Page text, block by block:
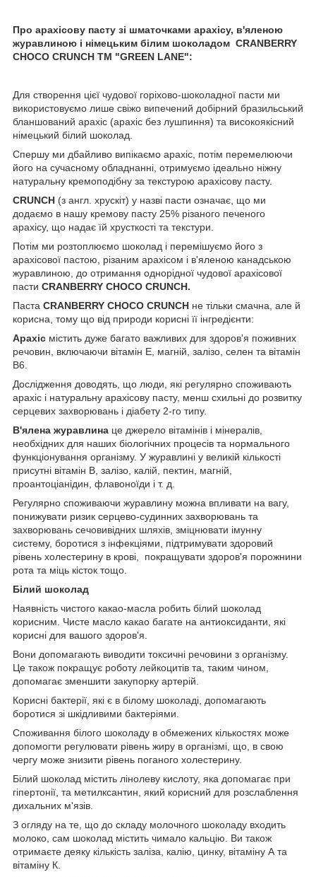
Про арахісову пасту зі шматочками арахісу, в'яленою
журавлиною і німецьким білим шоколадом CRANBERRY
CHOCO CRUNCH ТМ "GREEN LANE":
Для створення цієї чудової горіхово-шоколадної пасти ми
використовуємо лише свіжо випечений добірний бразильський
бланшований арахіс (арахіс без лушпиння) та високоякісний
німецький білий шоколад.
Спершу ми дбайливо випікаємо арахіс, потім перемелюючи
його на сучасному обладнанні, отримуємо ідеально ніжну
натуральну кремоподібну за текстурою арахісову пасту.
CRUNCH (з англ. хрускіт) у назві пасти означає, що ми
додаємо в нашу кремову пасту 25% різаного печеного
арахісу, що надає їй хрусткості та текстури.
Потім ми розтоплюємо шоколад і перемішуємо його з
арахісової пастою, різаним арахісом і в'яленою канадською
журавлиною, до отримання однорідної чудової арахісової
пасти CRANBERRY CHOCO CRUNCH.
Паста CRANBERRY CHOCO CRUNCH не тільки смачна, але й
корисна, тому що від природи корисні її інгредієнти:
Арахіс містить дуже багато важливих для здоров'я поживних
речовин, включаючи вітамін Е, магній, залізо, селен та вітамін
В6.
Дослідження доводять, що люди, які регулярно споживають
арахіс і натуральну арахісову пасту, менш схильні до розвитку
серцевих захворювань і діабету 2-го типу.
В'ялена журавлина це джерело вітамінів і мінералів,
необхідних для наших біологічних процесів та нормального
функціонування організму. У журавлині у великій кількості
присутні вітамін В, залізо, калій, пектин, магній,
проантоціанідин, флавоноїди і т. д.
Регулярно споживаючи журавлину можна впливати на вагу,
понижувати ризик серцево-судинних захворювань та
захворювань сечовивідних шляхів, зміцнювати імунну
систему, боротися з інфекціями, підтримувати здоровий
рівень холестерину в крові, покращувати здоров'я порожнини
рота та міць кісток тощо.
Білий шоколад
Наявність чистого какао-масла робить білий шоколад
корисним. Чисте масло какао багате на антиоксиданти, які
корисні для вашого здоров'я.
Вони допомагають виводити токсичні речовини з організму.
Це також покращує роботу лейкоцитів та, таким чином,
допомагає зменшити закупорку артерій.
Корисні бактерії, які є в білому шоколаді, допомагають
боротися зі шкідливими бактеріями.
Споживання білого шоколаду в обмежених кількостях може
допомогти регулювати рівень жиру в організмі, що, в свою
чергу може знизити рівень поганого холестерину.
Білий шоколад містить лінолеву кислоту, яка допомагає при
гіпертонії, та метилксантин, який корисний для розслаблення
дихальних м'язів.
З огляду на те, що до складу молочного шоколаду входить
молоко, сам шоколад містить чимало кальцію. Ви також
отримаєте деяку кількість заліза, калію, цинку, вітаміну А та
вітаміну К.